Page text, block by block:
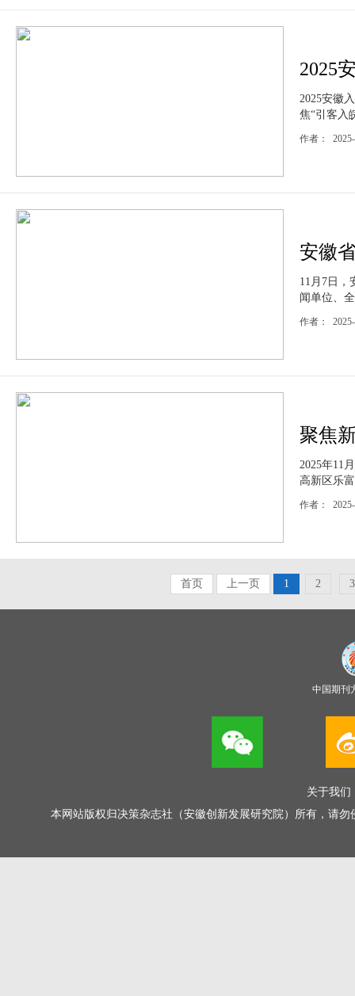
2025
2025安徽
焦“引客入
作者：
安徽
11月7日，
闻单位、
作者：
聚焦
2025年11
高新区乐
作者：
首页 上一页 1 2 3
中国期刊
关于我们
本网站版权归决策杂志社（安徽创新发展研究院）所有，请